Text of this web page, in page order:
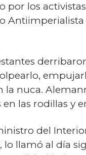
por los
Antiimperialista
la nuca.
en las rodillas y
del
lo llamó al día